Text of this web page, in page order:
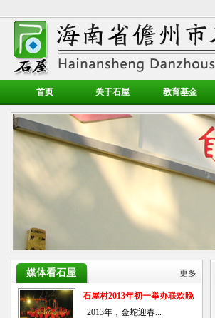
首页 关于石屋 教育基金
更多
媒体看石屋
石屋村2013年初一举办联欢晚
会
2013年，金蛇迎春...